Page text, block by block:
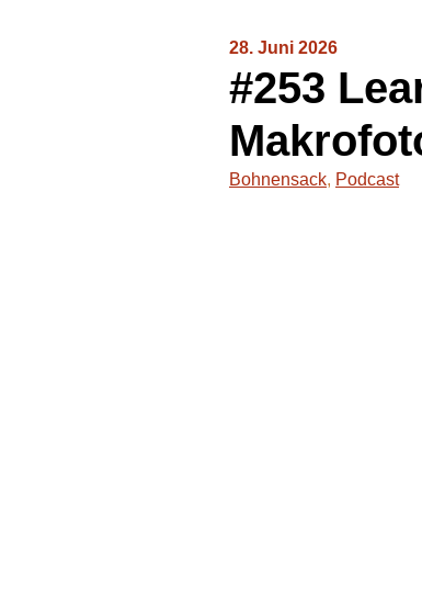
28. Juni 2026
#253
Bohnensack, Podcast